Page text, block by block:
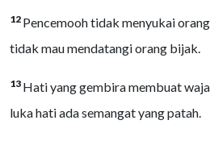
12 Pencemooh tidak menyukai
tidak mau mendatangi orang bijak.
13 Hati yang gembira membuat
luka hati ada semangat yang patah.